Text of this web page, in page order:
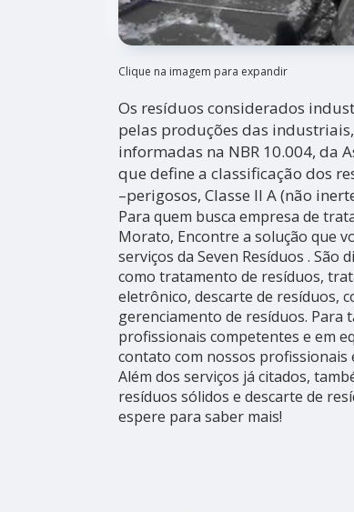
Clique na imagem para expandir
Os resíduos considerados
pelas produções das
informadas na NBR 10.004, da
que define a classificação dos
–perigosos, Classe II A (não
Para quem busca empresa de
Morato, Encontre a solução que
serviços da Seven Resíduos . São
como tratamento de resíduos,
eletrônico, descarte de resíduos,
gerenciamento de resíduos. Para
profissionais competentes e em
contato com nossos
Além dos serviços já citados,
resíduos sólidos e descarte de
espere para saber mais!